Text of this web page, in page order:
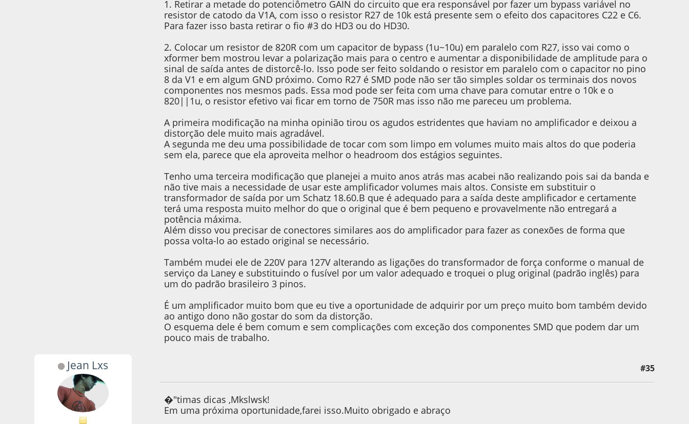
1. Retirar a metade do potenciômetro GAIN do circuito que era responsável por fazer um bypass variável no
resistor de catodo da V1A, com isso o resistor R27 de 10k está presente sem o efeito dos capacitores C22 e C6.
Para fazer isso basta retirar o fio #3 do HD3 ou do HD30.
2. Colocar um resistor de 820R com um capacitor de bypass (1u~10u) em paralelo com R27, isso vai como o
xformer bem mostrou levar a polarização mais para o centro e aumentar a disponibilidade de amplitude para o
sinal de saída antes de distorcê-lo. Isso pode ser feito soldando o resistor em paralelo com o capacitor no pino
8 da V1 e em algum GND próximo. Como R27 é SMD pode não ser tão simples soldar os terminais dos novos
componentes nos mesmos pads. Essa mod pode ser feita com uma chave para comutar entre o 10k e o
820||1u, o resistor efetivo vai ficar em torno de 750R mas isso não me pareceu um problema.
A primeira modificação na minha opinião tirou os agudos estridentes que haviam no amplificador e deixou a
distorção dele muito mais agradável.
A segunda me deu uma possibilidade de tocar com som limpo em volumes muito mais altos do que poderia
sem ela, parece que ela aproveita melhor o headroom dos estágios seguintes.
Tenho uma terceira modificação que planejei a muito anos atrás mas acabei não realizando pois sai da banda e
não tive mais a necessidade de usar este amplificador volumes mais altos. Consiste em substituir o
transformador de saída por um Schatz 18.60.B que é adequado para a saída deste amplificador e certamente
terá uma resposta muito melhor do que o original que é bem pequeno e provavelmente não entregará a
potência máxima.
Além disso vou precisar de conectores similares aos do amplificador para fazer as conexões de forma que
possa volta-lo ao estado original se necessário.
Também mudei ele de 220V para 127V alterando as ligações do transformador de força conforme o manual de
serviço da Laney e substituindo o fusível por um valor adequado e troquei o plug original (padrão inglês) para
um do padrão brasileiro 3 pinos.
É um amplificador muito bom que eu tive a oportunidade de adquirir por um preço muito bom também devido
ao antigo dono não gostar do som da distorção.
O esquema dele é bem comum e sem complicações com exceção dos componentes SMD que podem dar um
pouco mais de trabalho.
Jean Lxs #35
�"timas dicas ,Mkslwsk!
Em uma próxima oportunidade,farei isso.Muito obrigado e abraço